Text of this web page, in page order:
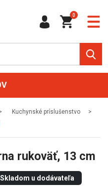
0
Kuchynské príslušenstvo
rukoväť, 13 cm
Skladom u dodávateľa